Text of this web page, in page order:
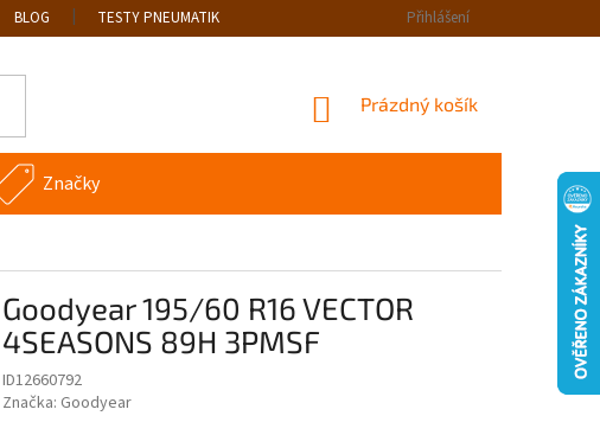
BLOG TESTY PNEUMATIK Přihlášení
NÁKUPNÍ
Prázdný košík
Značky
Goodyear 195/60 R16 VECTOR
4SEASONS 89H 3PMSF
ID12660792
Značka: Goodyear